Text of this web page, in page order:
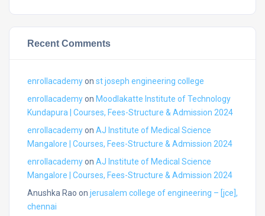
Recent Comments
enrollacademyon st joseph engineering college
enrollacademyon Moodlakatte Institute of Technology
Kundapura | Courses, Fees-Structure & Admission 2024
enrollacademyon AJ Institute of Medical Science
Mangalore | Courses, Fees-Structure & Admission 2024
enrollacademyon AJ Institute of Medical Science
Mangalore | Courses, Fees-Structure & Admission 2024
Anushka Rao on jerusalem college of engineering – [jce],
chennai